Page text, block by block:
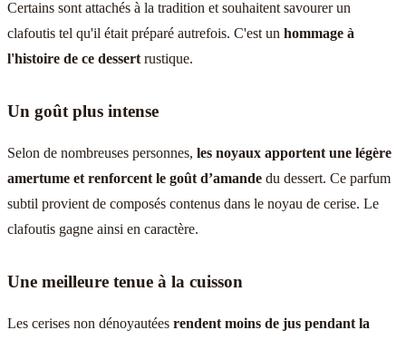
Certains sont attachés à la tradition et souhaitent savourer un
clafoutis tel qu'il était préparé autrefois. C'est un hommage à
l'histoire de ce dessert rustique.
Un goût plus intense
Selon de nombreuses personnes, les noyaux apportent une légère
amertume et renforcent le goût d’amande du dessert. Ce parfum
subtil provient de composés contenus dans le noyau de cerise. Le
clafoutis gagne ainsi en caractère.
Une meilleure tenue à la cuisson
Les cerises non dénoyautées rendent moins de jus pendant la